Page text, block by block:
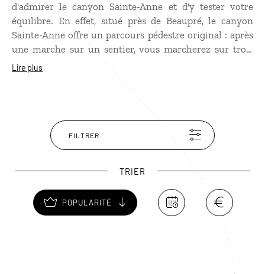
d'admirer le canyon Sainte-Anne et d'y tester votre
équilibre. En effet, situé près de Beaupré, le canyon
Sainte-Anne offre un parcours pédestre original : après
une marche sur un sentier, vous marcherez sur trois
ponts suspendus vertigineux. Vous pourrez ainsi
géants". Il existe également une via ferrata pour les plus
Lire plus
FILTRER
TRIER
POPULARITÉ